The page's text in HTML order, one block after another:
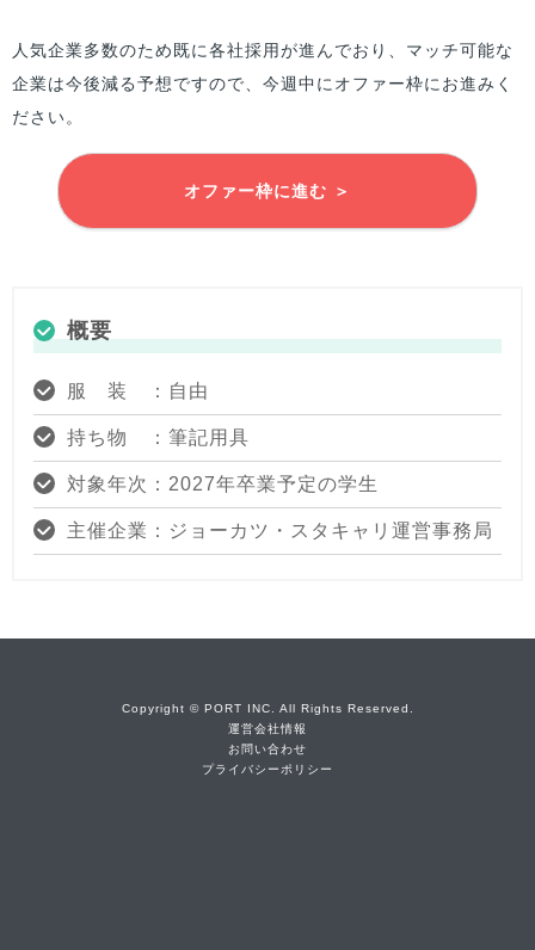
人気企業多数のため既に各社採用が進んでおり、マッチ可能な
企業は今後減る予想ですので、今週中にオファー枠にお進みく
ださい。
オファー枠に進む ＞
概要
服 装 ：自由
持ち物 ：筆記用具
対象年次：2027年卒業予定の学生
主催企業：ジョーカツ・スタキャリ運営事務局
Copyright © PORT INC. All Rights Reserved.
運営会社情報
お問い合わせ
プライバシーポリシー